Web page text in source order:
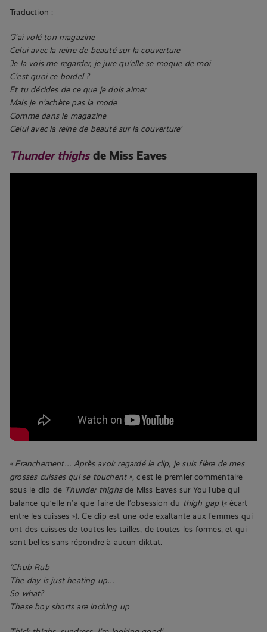
Traduction :
‘J’ai volé ton magazine
Celui avec la reine de beauté sur la couverture
Je la vois me regarder, je jure qu’elle se moque de moi
C’est quoi ce bordel ?
Et tu décides de ce que je dois aimer
Mais je n’achète pas la mode
Comme dans le magazine
Celui avec la reine de beauté sur la couverture’
Thunder thighsde Miss Eaves
« Franchement… Après avoir regardé le clip, je suis fière de mes
grosses cuisses qui se touchent », c’est le premier commentaire
sous le clip de Thunder thighsde Miss Eaves sur YouTube qui
balance qu’elle n’a que faire de l’obsession du thigh gap (« écart
entre les cuisses »). Ce clip est une ode exaltante aux femmes qui
ont des cuisses de toutes les tailles, de toutes les formes, et qui
sont belles sans répondre à aucun diktat.
‘Chub Rub
The day is just heating up…
So what?
These boy shorts are inching up